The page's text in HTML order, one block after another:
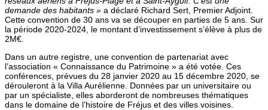
demande des habitants » a déclaré Richard Sert, Premier Adjoint.
Cette convention de 30 ans va se découper en parties de 5 ans. Sur
la période 2020-2024, le montant d’investissement s’élève à plus de
2M€.
Dans un autre registre, une convention de partenariat avec
l’association « Connaissance du Patrimoine » a été votée. Ces
conférences, prévues du 28 janvier 2020 au 15 décembre 2020, se
dérouleront à la Villa Aurélienne. Données par un universitaire ou
par un spécialiste, elles aborderont de nombreuses thématiques
dans le domaine de l’histoire de Fréjus et des villes voisines.